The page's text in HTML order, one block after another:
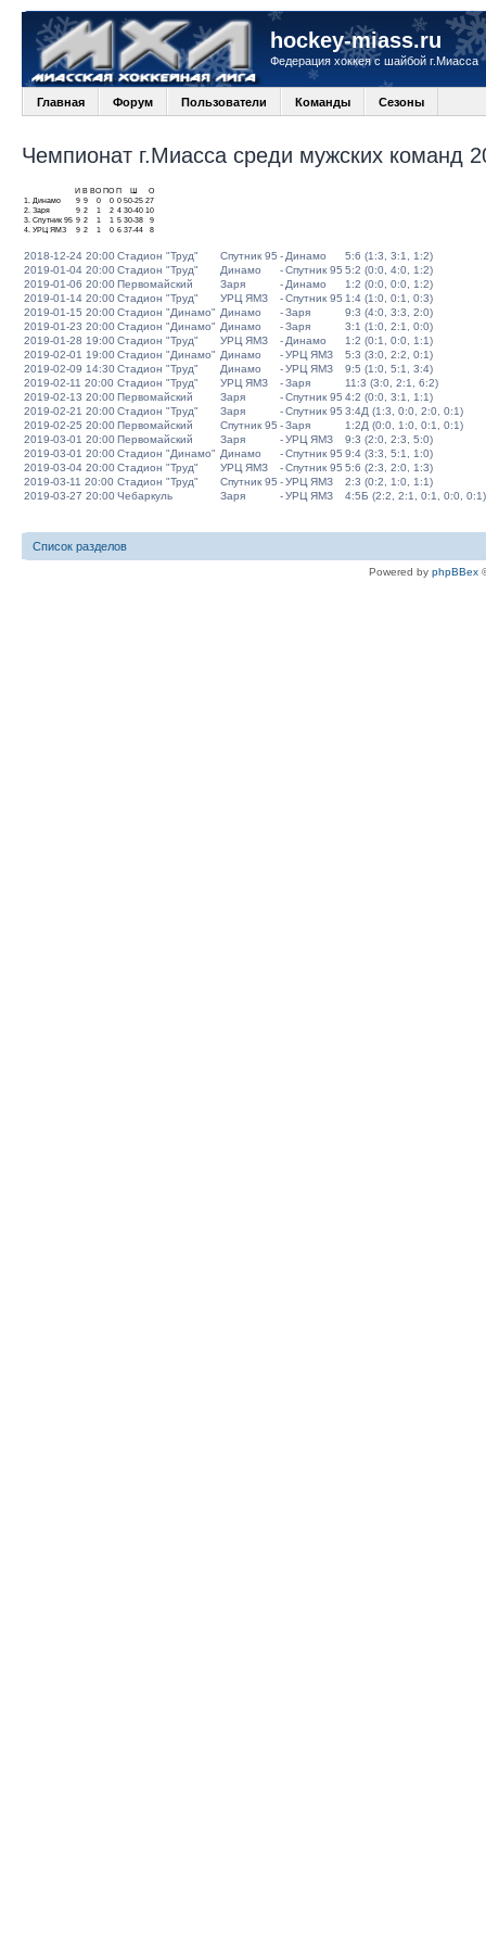
hockey-miass.ru
Федерация хоккея с шайбой г.Миасса
Главная Форум Пользователи Команды Сезоны
Чемпионат г.Миасса среди мужских команд
И В ВО ПО П
О
1.
Динамо 9 9 0 0 0 50-25 27
2. Заря 9 2 1 2 4 30-40 10
3. Спутник 95 9 2 1 1 5 30-38
9
4. УРЦ ЯМЗ 9 2 1 0 6 37-44 8
2018-12-24 20:00Стадион "Труд" Спутник 95 - Динамо
5:6 (1:3, 3:1, 1:2)
2019-01-04 20:00Стадион "Труд" Динамо -Спутник 95 5:2 (0:0, 4:0, 1:2)
2019-01-06 20:00Первомайский Заря - Динамо
1:2 (0:0, 0:0, 1:2)
2019-01-14 20:00Стадион "Труд" УРЦ ЯМЗ -Спутник 95 1:4 (1:0, 0:1, 0:3)
2019-01-15 20:00Стадион "Динамо" Динамо -Заря
9:3 (4:0, 3:3, 2:0)
2019-01-23 20:00Стадион "Динамо" Динамо -Заря
3:1 (1:0, 2:1, 0:0)
2019-01-28 19:00Стадион "Труд" УРЦ ЯМЗ - Динамо
1:2 (0:1, 0:0, 1:1)
2019-02-01 19:00Стадион "Динамо" Динамо -УРЦ ЯМЗ
5:3 (3:0, 2:2, 0:1)
2019-02-09 14:30Стадион "Труд" Динамо -УРЦ ЯМЗ
9:5 (1:0, 5:1, 3:4)
2019-02-11 20:00 Стадион "Труд" УРЦ ЯМЗ -Заря
11:3 (3:0, 2:1, 6:2)
2019-02-13 20:00Первомайский Заря -Спутник 95 4:2 (0:0, 3:1, 1:1)
2019-02-21 20:00Стадион "Труд" Заря -Спутник 95 3:4Д (1:3, 0:0, 2:0, 0:1)
2019-02-25 20:00Первомайский Спутник 95 -Заря
1:2Д (0:0, 1:0, 0:1, 0:1)
2019-03-01 20:00Первомайский Заря -УРЦ ЯМЗ
9:3 (2:0, 2:3, 5:0)
2019-03-01 20:00Стадион "Динамо" Динамо -Спутник 95 9:4 (3:3, 5:1, 1:0)
2019-03-04 20:00Стадион "Труд" УРЦ ЯМЗ -Спутник 95 5:6 (2:3, 2:0, 1:3)
2019-03-11 20:00 Стадион "Труд" Спутник 95 -УРЦ ЯМЗ
2:3 (0:2, 1:0, 1:1)
2019-03-27 20:00Чебаркуль Заря -УРЦ ЯМЗ 4:5Б (2:2, 2:1, 0:1, 0:0, 0:1)
Список разделов
Powered by phpBBex